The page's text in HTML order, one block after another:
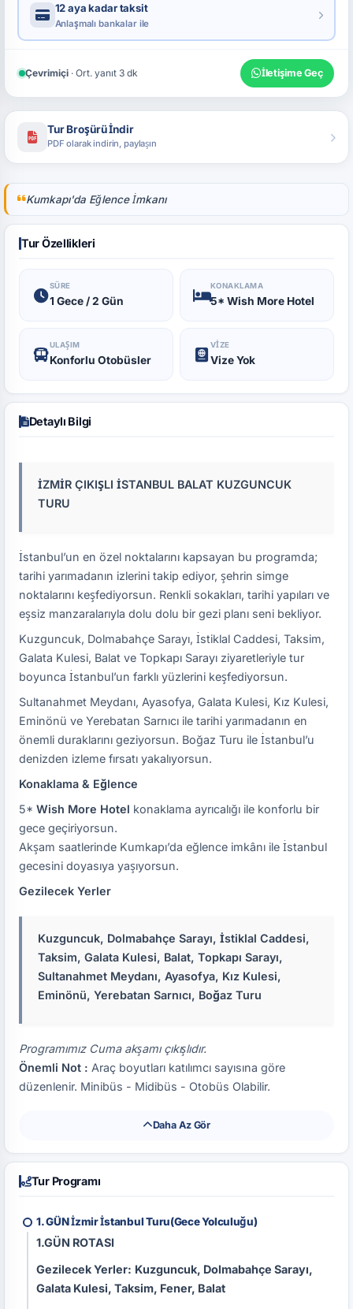
Kumkapı'da Eğlence İmkanı
Tur Özellikleri
SÜRE
1 Gece / 2 Gün
KONAKLAMA
5* Wish More Hotel
ULAŞIM
Konforlu Otobüsler
VIZE
Vize Yok
Detaylı Bilgi
İZMİR ÇIKIŞLI İSTANBUL BALAT KUZGUNCUK
TURU
İstanbul’un en özel noktalarını kapsayan bu programda;
tarihi yarımadanın izlerini takip ediyor, şehrin simge
noktalarını keşfediyorsun. Renkli sokakları, tarihi yapıları ve
eşsiz manzaralarıyla dolu dolu bir gezi planı seni bekliyor.
Kuzguncuk, Dolmabahçe Sarayı, İstiklal Caddesi, Taksim,
Galata Kulesi, Balat ve Topkapı Sarayı ziyaretleriyle tur
boyunca İstanbul’un farklı yüzlerini keşfediyorsun.
Sultanahmet Meydanı, Ayasofya, Galata Kulesi, Kız Kulesi,
Eminönü ve Yerebatan Sarnıcı ile tarihi yarımadanın en
önemli duraklarını geziyorsun. Boğaz Turu ile İstanbul’u
denizden izleme fırsatı yakalıyorsun.
Konaklama & Eğlence
5* Wish More Hotel konaklama ayrıcalığı ile konforlu bir
gece geçiriyorsun.
Akşam saatlerinde Kumkapı’da eğlence imkânı ile İstanbul
gecesini doyasıya yaşıyorsun.
Gezilecek Yerler
Kuzguncuk, Dolmabahçe Sarayı, İstiklal Caddesi,
Taksim, Galata Kulesi, Balat, Topkapı Sarayı,
Sultanahmet Meydanı, Ayasofya, Kız Kulesi,
Eminönü, Yerebatan Sarnıcı, Boğaz Turu
Programımız Cuma akşamı çıkışlıdır.
Önemli Not : Araç boyutları katılımcı sayısına göre
düzenlenir. Minibüs - Midibüs - Otobüs Olabilir.
Daha Az Gör
Tur Programı
1. GÜN İzmir İstanbul Turu(Gece Yolculuğu)
1.GÜN ROTASI
Gezilecek Yerler: Kuzguncuk, Dolmabahçe Sarayı,
Galata Kulesi, Taksim, Fener, Balat
12 aya kadar taksit
Anlaşmalı bankalar ile
Çevrimiçi · Ort. yanıt 3 dk İletişime Geç
Tur Broşürü İndir
PDF olarak indirin, paylaşın